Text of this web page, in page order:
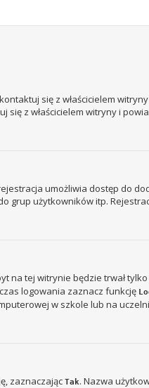
się z właścicielem
z właścicielem witryny i
umożliwia dostęp do
grup użytkowników itp.
na tej witrynie będzie trwał
logowania zaznacz funkcję
w szkole lub na
zaznaczając Tak. Nazwa